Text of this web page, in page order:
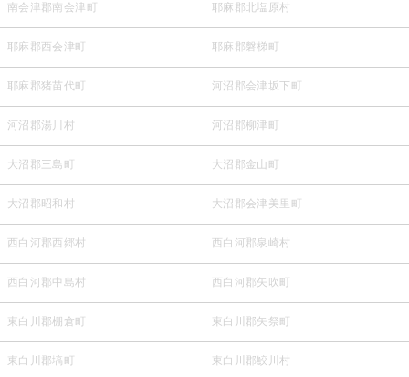
南会津郡南会津町 耶麻郡北塩原村
耶麻郡西会津町 耶麻郡磐梯町
耶麻郡猪苗代町 河沼郡会津坂下町
河沼郡湯川村 河沼郡柳津町
大沼郡三島町 大沼郡金山町
大沼郡昭和村 大沼郡会津美里町
西白河郡西郷村 西白河郡泉崎村
西白河郡中島村 西白河郡矢吹町
東白川郡棚倉町 東白川郡矢祭町
東白川郡塙町 東白川郡鮫川村